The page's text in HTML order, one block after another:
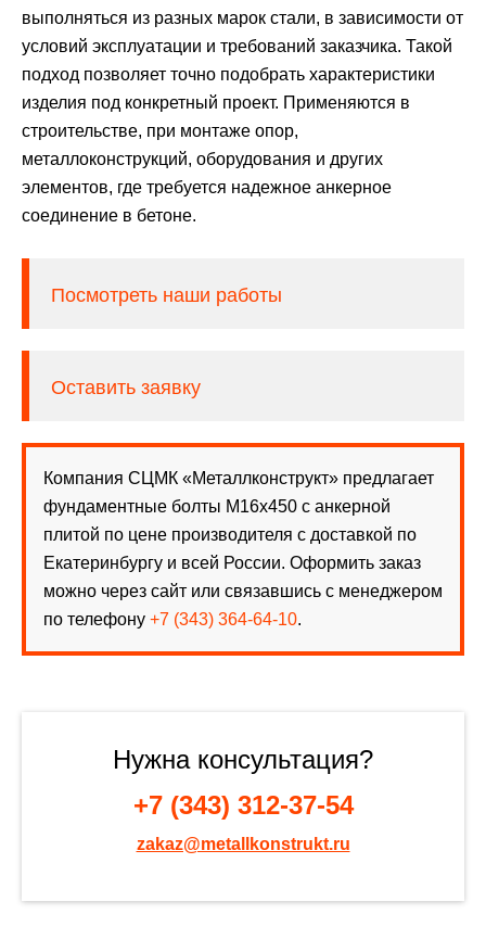
выполняться из разных марок стали, в зависимости от
условий эксплуатации и требований заказчика. Такой
подход позволяет точно подобрать характеристики
изделия под конкретный проект. Применяются в
строительстве, при монтаже опор,
металлоконструкций, оборудования и других
элементов, где требуется надежное анкерное
соединение в бетоне.
Посмотреть наши работы
Оставить заявку
Компания СЦМК «Металлконструкт» предлагает
фундаментные болты М16х450 с анкерной
плитой по цене производителя с доставкой по
Екатеринбургу и всей России. Оформить заказ
можно через сайт или связавшись с менеджером
по телефону +7 (343) 364-64-10.
Нужна консультация?
+7 (343) 312-37-54
zakaz@metallkonstrukt.ru